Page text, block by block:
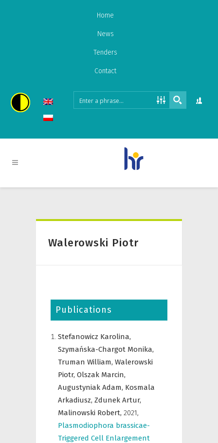
Home
News
Tenders
Contact
Walerowski Piotr
Publications
Stefanowicz Karolina,
Szymańska-Chargot Monika,
Truman William, Walerowski
Piotr, Olszak Marcin,
Augustyniak Adam, Kosmala
Arkadiusz, Zdunek Artur,
Malinowski Robert, 2021,
Plasmodiophora brassicae-
Triggered Cell Enlargement